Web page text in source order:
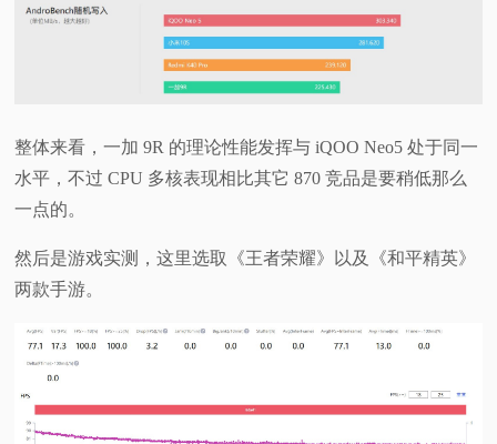
整体来看，一加 9R 的理论性能发挥与 iQOO Neo5 处于同一
水平，不过 CPU 多核表现相比其它 870 竞品是要稍低那么
一点的。
然后是游戏实测，这里选取《王者荣耀》以及《和平精英》
两款手游。